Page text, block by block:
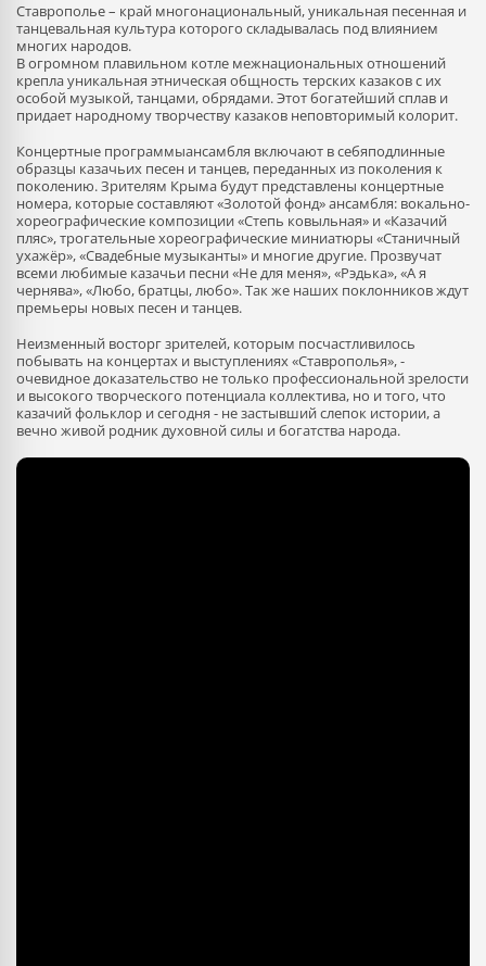
Ставрополье – край многонациональный, уникальная песенная и
танцевальная культура которого складывалась под влиянием
многих народов.
В огромном плавильном котле межнациональных отношений
крепла уникальная этническая общность терских казаков с их
особой музыкой, танцами, обрядами. Этот богатейший сплав и
придает народному творчеству казаков неповторимый колорит.
Концертные программыансамбля включают в себяподлинные
образцы казачьих песен и танцев, переданных из поколения к
поколению. Зрителям Крыма будут представлены концертные
номера, которые составляют «Золотой фонд» ансамбля: вокально-
хореографические композиции «Степь ковыльная» и «Казачий
пляс», трогательные хореографические миниатюры «Станичный
ухажёр», «Свадебные музыканты» и многие другие. Прозвучат
всеми любимые казачьи песни «Не для меня», «Рэдька», «А я
чернява», «Любо, братцы, любо». Так же наших поклонников ждут
премьеры новых песен и танцев.
Неизменный восторг зрителей, которым посчастливилось
побывать на концертах и выступлениях «Ставрополья», -
очевидное доказательство не только профессиональной зрелости
и высокого творческого потенциала коллектива, но и того, что
казачий фольклор и сегодня - не застывший слепок истории, а
вечно живой родник духовной силы и богатства народа.